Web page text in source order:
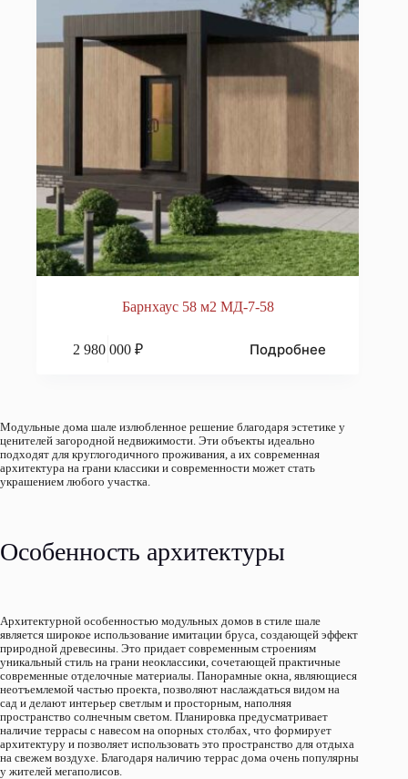
Барнхаус 58 м2 МД-7-58
2 980 000₽ Подробнее
Модульные дома шале излюбленное решение благодаря эстетике у
ценителей загородной недвижимости. Эти объекты идеально
подходят для круглогодичного проживания, а их современная
архитектура на грани классики и современности может стать
украшением любого участка.
Особенность архитектуры
Архитектурной особенностью модульных домов в стиле шале
является широкое использование имитации бруса, создающей эффект
природной древесины. Это придает современным строениям
уникальный стиль на грани неоклассики, сочетающей практичные
современные отделочные материалы. Панорамные окна, являющиеся
неотъемлемой частью проекта, позволяют наслаждаться видом на
сад и делают интерьер светлым и просторным, наполняя
пространство солнечным светом. Планировка предусматривает
наличие террасы с навесом на опорных столбах, что формирует
архитектуру и позволяет использовать это пространство для отдыха
на свежем воздухе. Благодаря наличию террас дома очень популярны
у жителей мегаполисов.